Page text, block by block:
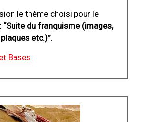
le thème choisi pour le
“Suite du franquisme (images,
etc.)”.
Bases